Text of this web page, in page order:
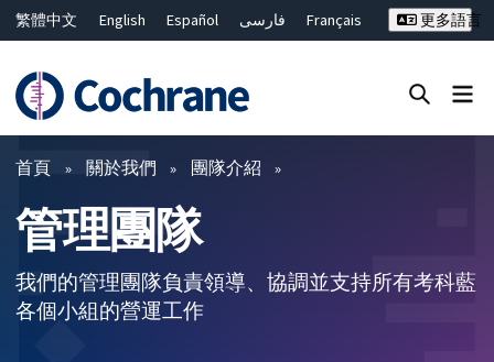
繁體中文 English Español فارسی
Français
ไทย
简体中文
更多語言
篩選條件
首頁 關於我們 團隊介紹
管理團隊
我們的管理團隊負責領導、協調並支持所有考科藍
各個小組的營運工作